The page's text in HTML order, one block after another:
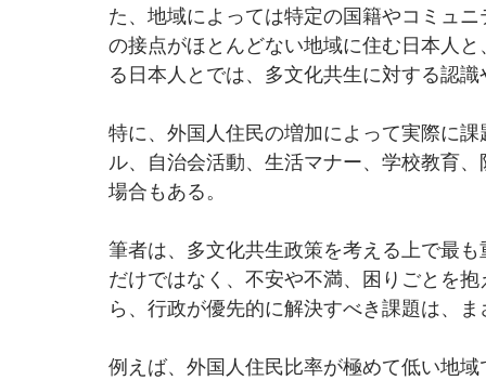
た、地域によっては特定の国籍やコミュ
の接点がほとんどない地域に住む日本人
る日本人とでは、多文化共生に対する認
特に、外国人住民の増加によって実際に
ル、自治会活動、生活マナー、学校教育
場合もある。
筆者は、多文化共生政策を考える上で最
だけではなく、不安や不満、困りごとを
ら、行政が優先的に解決すべき課題は、
例えば、外国人住民比率が極めて低い地